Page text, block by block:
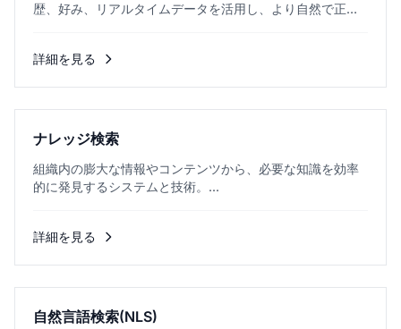
歴、好み、リアルタイムデータを活用し、より自然で正確
詳細を見る
ナレッジ検索
組織内の膨大な情報やコンテンツから、必要な知識を効率
的に発見するシステムと技術。...
詳細を見る
自然言語検索(NLS)